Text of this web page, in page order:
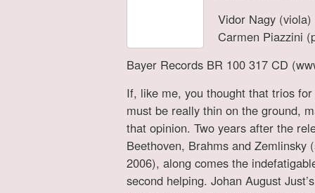
Vidor Nagy
Carmen Piazzini
Bayer Records BR 100 317 CD
If, like me, you thought that trios
must be really thin on the ground,
that opinion. Two years after the
Beethoven, Brahms and Zemlinsky
2006), along comes the
second helping. Johan August